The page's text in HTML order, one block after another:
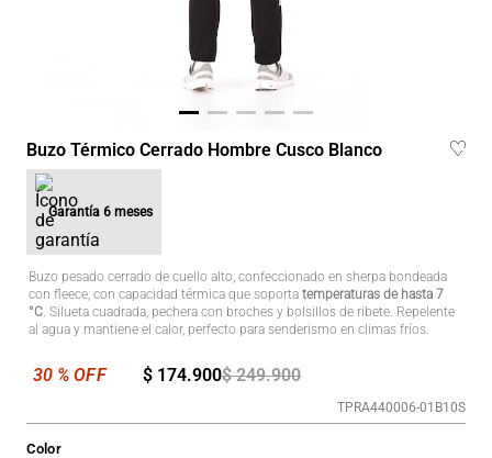
Buzo Térmico Cerrado Hombre Cusco Blanco
Garantía 6 meses
Buzo pesado cerrado de cuello alto, confeccionado en sherpa bondeada
con fleece, con capacidad térmica que soporta temperaturas de hasta 7
°C. Silueta cuadrada, pechera con broches y bolsillos de ribete. Repelente
al agua y mantiene el calor, perfecto para senderismo en climas fríos.
$ 249.900
$ 174.900
TPRA440006-01B10S
Color